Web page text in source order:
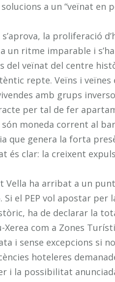
a un “veïnat en
la proliferació
un ritme imparable i
del veïnat del centre
repte. Veïns i veïnes
amb grups
per tal de fer
moneda corrent al
que genera la forta
és clar: la creixent
Vella ha arribat a un
el PEP vol apostar per
ha de declarar la
Xerea com a Zones
i sense excepcions si
hoteleres
i la possibilitat